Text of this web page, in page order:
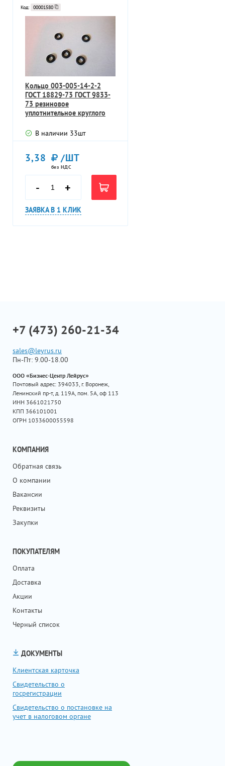
Код: 00001580
Кольцо 003-005-14-2-2
ГОСТ 18829-73 ГОСТ 9833-
73 резиновое
уплотнительное круглого
В наличии 33шт
3,38 /ШТ
без НДС
- +
ЗАЯВКА В 1 КЛИК
+7 (473) 260-21-34
sales@leyrus.ru
Пн-Пт: 9.00-18.00
ООО «Бизнес-Центр Лейрус»
Почтовый адрес: 394033, г. Воронеж,
Ленинский пр-т, д. 119А, пом. 5А, оф 113
ИНН 3661021750
КПП 366101001
ОГРН 1033600055598
КОМПАНИЯ
Обратная связь
О компании
Вакансии
Реквизиты
Закупки
ПОКУПАТЕЛЯМ
Оплата
Доставка
Акции
Контакты
Черный список
ДОКУМЕНТЫ
Клиентская карточка
Свидетельство о
госрегистрации
Свидетельство о постановке на
учет в налоговом органе